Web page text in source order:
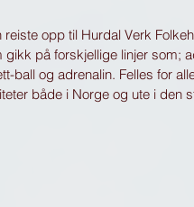
opp til Hurdal Verk
gikk på forskjellige linjer som;
ball og adrenalin. Felles for
både i Norge og ute i den